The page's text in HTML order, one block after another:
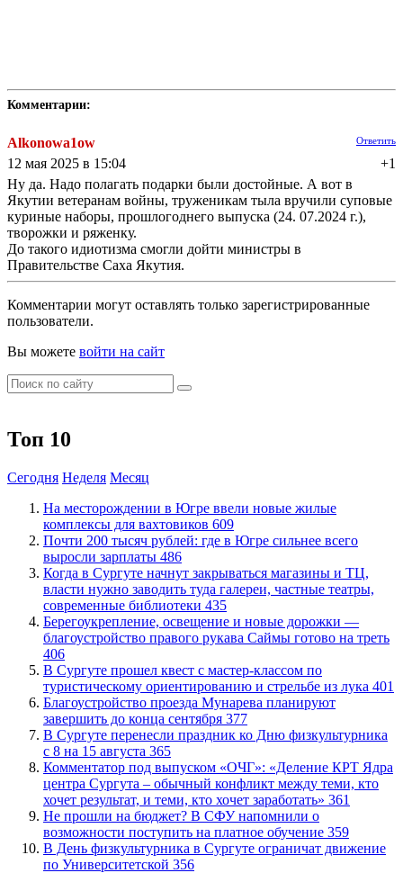
Комментарии:
Alkonowa1ow Ответить
+1
12 мая 2025 в 15:04
Ну да. Надо полагать подарки были достойные. А вот в
Якутии ветеранам войны, труженикам тыла вручили суповые
куриные наборы, прошлогоднего выпуска (24. 07.2024 г.),
творожки и ряженку.
До такого идиотизма смогли дойти министры в
Правительстве Саха Якутия.
Комментарии могут оставлять только зарегистрированные
пользователи.
Вы можете войти на сайт
Топ 10
Сегодня Неделя Месяц
​На месторождении в Югре ввели новые жилые
комплексы для вахтовиков 609
​Почти 200 тысяч рублей: где в Югре сильнее всего
выросли зарплаты 486
​Когда в Сургуте начнут закрываться магазины и ТЦ,
власти нужно заводить туда галереи, частные театры,
современные библиотеки 435
Берегоукрепление, освещение и новые дорожки —
благоустройство правого рукава Саймы готово на треть
406
В Сургуте прошел квест с мастер-классом по
туристическому ориентированию и стрельбе из лука 401
Благоустройство проезда Мунарева планируют
завершить до конца сентября 377
​В Сургуте перенесли праздник ко Дню физкультурника
с 8 на 15 августа 365
​Комментатор под выпуском «ОЧГ»: «Деление КРТ Ядра
центра Сургута – обычный конфликт между теми, кто
хочет результат, и теми, кто хочет заработать» 361
Не прошли на бюджет? В СФУ напомнили о
возможности поступить на платное обучение 359
​В День физкультурника в Сургуте ограничат движение
по Университетской 356